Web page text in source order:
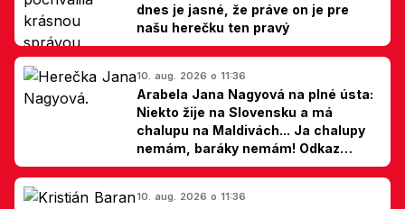
dnes je jasné, že práve on je pre
našu herečku ten pravý
10. aug. 2026 o 11:36
Arabela Jana Nagyová na plné ústa:
Niekto žije na Slovensku a má
chalupu na Maldivách... Ja chalupy
nemám, baráky nemám! Odkaz
Slovákom
10. aug. 2026 o 11:36